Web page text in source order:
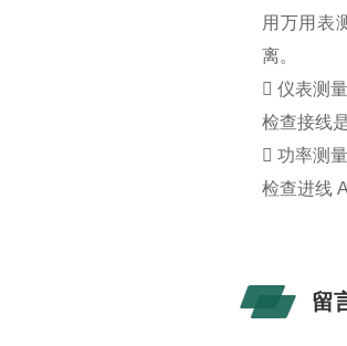
用万用表
离。
仪表测
检查接线
功率测
检查进线
留